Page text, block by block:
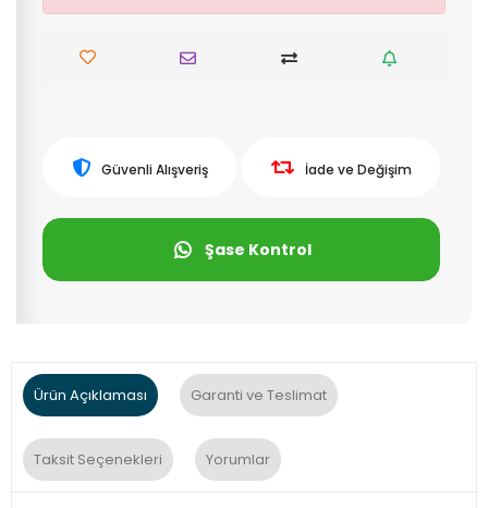
Güvenli Alışveriş İade ve Değişim
Şase Kontrol
Ürün Açıklaması Garanti ve Teslimat
Taksit Seçenekleri Yorumlar